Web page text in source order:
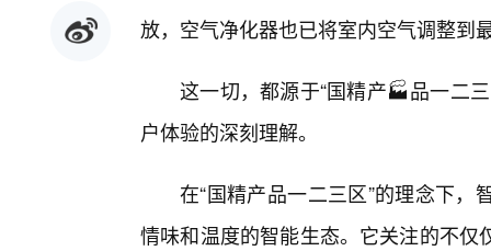
放，空气净化器也已将室内空气调整到
这一切，都源于“国精产🏭品一二
户体验的深刻理解。
在“国精产品一二三区”的理念下
情味和温度的智能生态。它关注的不